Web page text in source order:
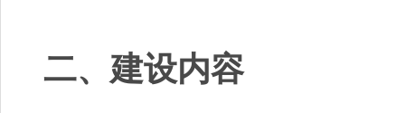
二、建设内容